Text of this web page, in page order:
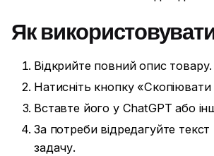
Як
Відкрийте повний опис товару.
Натисніть кнопку
Вставте його у ChatGPT або
За потреби відредагуйте текст
задачу.